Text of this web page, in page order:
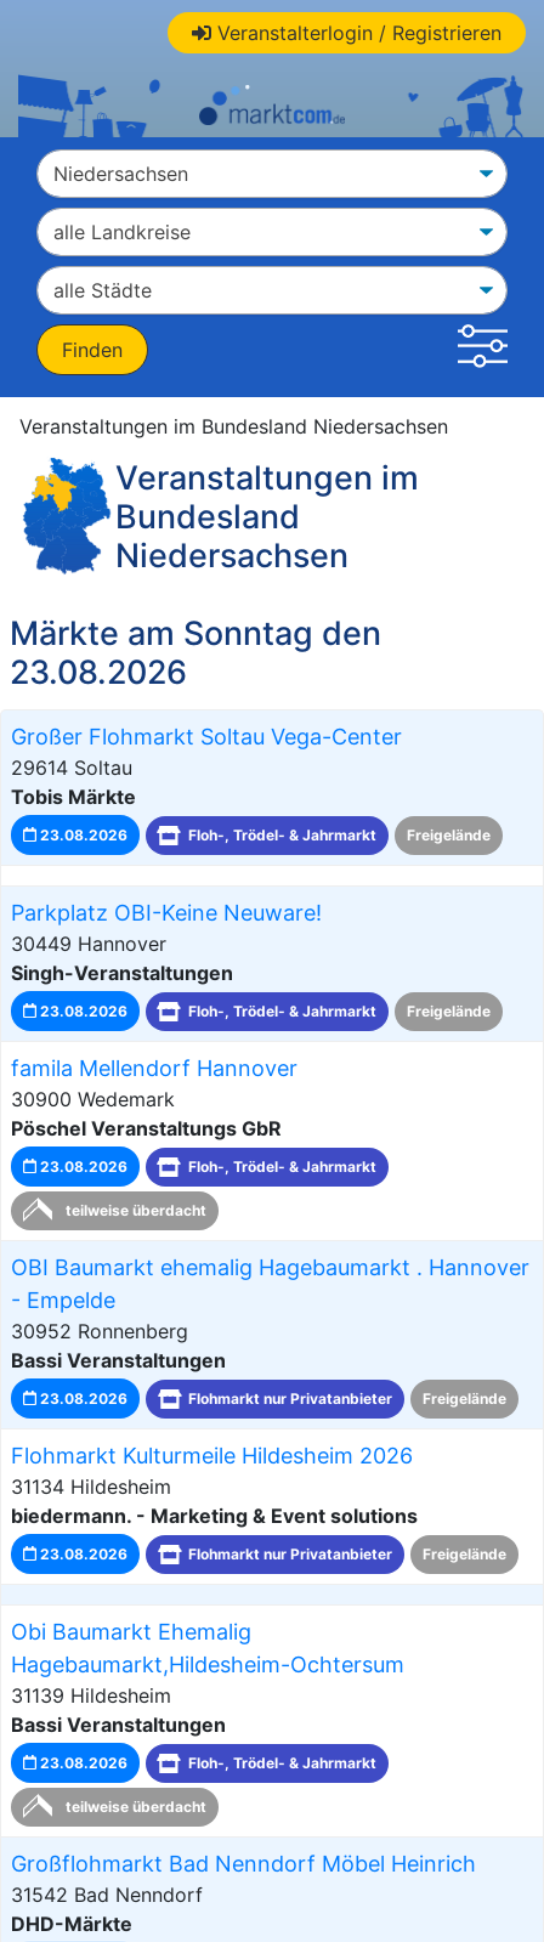
Veranstalterlogin / Registrieren
Veranstaltungen im Bundesland Niedersachsen
Veranstaltungen im
Bundesland
Niedersachsen
Märkte am Sonntag den
23.08.2026
Großer Flohmarkt Soltau Vega-Center
29614 Soltau
Tobis Märkte
23.08.2026 Floh-, Trödel- & Jahrmarkt Freigelände
Parkplatz OBI-Keine Neuware!
30449 Hannover
Singh-Veranstaltungen
23.08.2026 Floh-, Trödel- & Jahrmarkt Freigelände
famila Mellendorf Hannover
30900 Wedemark
Pöschel Veranstaltungs GbR
23.08.2026 Floh-, Trödel- & Jahrmarkt
teilweise überdacht
OBI Baumarkt ehemalig Hagebaumarkt . Hannover
- Empelde
30952 Ronnenberg
Bassi Veranstaltungen
23.08.2026 Flohmarkt nur Privatanbieter Freigelände
Flohmarkt Kulturmeile Hildesheim 2026
31134 Hildesheim
biedermann. - Marketing & Event solutions
23.08.2026 Flohmarkt nur Privatanbieter Freigelände
Obi Baumarkt Ehemalig
Hagebaumarkt,Hildesheim-Ochtersum
31139 Hildesheim
Bassi Veranstaltungen
23.08.2026 Floh-, Trödel- & Jahrmarkt
teilweise überdacht
Großflohmarkt Bad Nenndorf Möbel Heinrich
31542 Bad Nenndorf
DHD-Märkte